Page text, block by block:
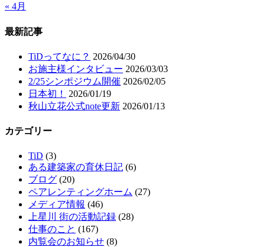
« 4月
最新記事
TiDってなに？ 2026/04/30
お施主様インタビュー 2026/03/03
2/25シンポジウム開催 2026/02/05
日本初！
2026/01/19
秋山立花公式note更新 2026/01/13
カテゴリー
TiD (3)
ある建築家の育休日記 (6)
ブログ (20)
ペアレンティングホーム (27)
メディア情報 (46)
上星川 街の活動記録 (28)
仕事のこと (167)
内覧会のお知らせ (8)